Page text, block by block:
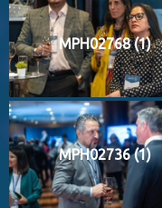
MPH02768 (1)
MPH02736 (1)